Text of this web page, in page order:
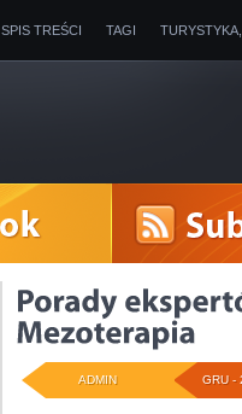
SPIS TREŚCI TAGI
GRU -
ADMIN